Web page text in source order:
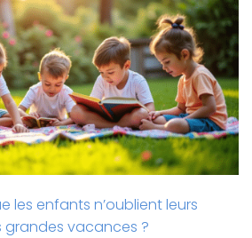
les enfants n’oublient leurs
vacances ?